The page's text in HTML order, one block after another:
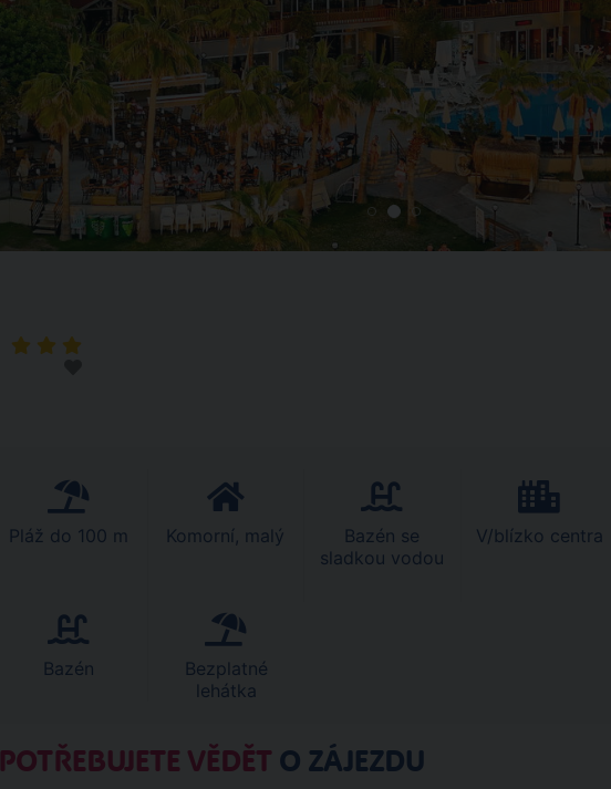
Pláž do 100 m Komorní, malý
Bazén se
sladkou vodou
V/blízko centra
Bazén
Bezplatné
lehátka
POTŘEBUJETE VĚDĚT O ZÁJEZDU